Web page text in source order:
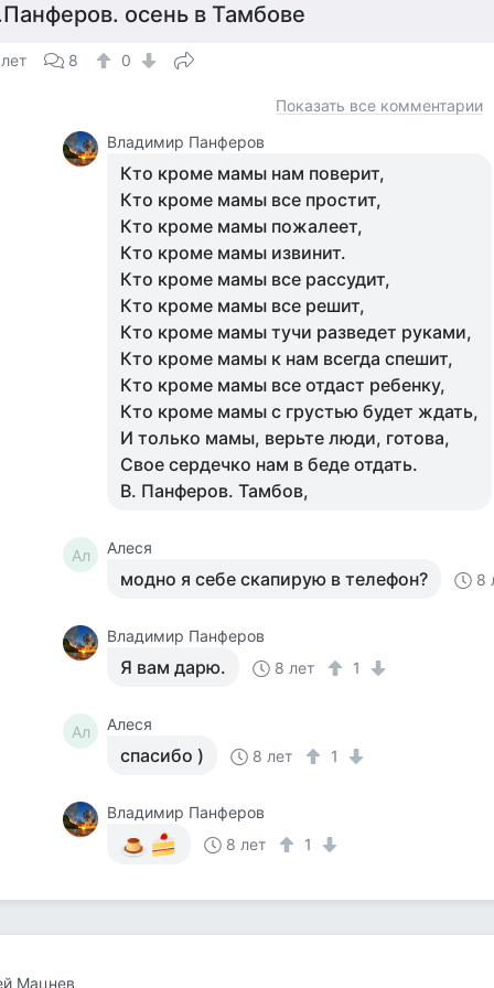
осень в Тамбове
8 0
Показать все комментарии
Владимир Панферов
Кто кроме мамы нам поверит,
Кто кроме мамы все простит,
Кто кроме мамы пожалеет,
Кто кроме мамы извинит.
Кто кроме мамы все рассудит,
Кто кроме мамы все решит,
Кто кроме мамы тучи разведет руками,
Кто кроме мамы к нам всегда спешит,
Кто кроме мамы все отдаст ребенку,
Кто кроме мамы с грустью будет ждать,
И только мамы, верьте люди, готова,
Свое сердечко нам в беде отдать.
В. Панферов. Тамбов,
Ал Алеся
модно я себе скапирую в телефон? 8
Владимир Панферов
Я вам дарю. 8 лет 1
Ал Алеся
спасибо ) 8 лет 1
Владимир Панферов
8 лет
1
Мацнев